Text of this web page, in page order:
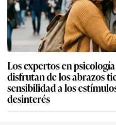
Los expertos en
disfrutan de los abrazos
sensibilidad a los
desinterés